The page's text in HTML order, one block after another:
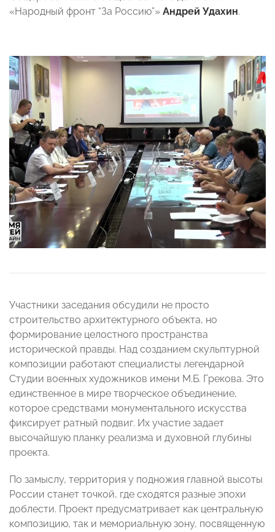
«Народный фронт “За Россию”» Андрей Удахин.
Участники заседания обсудили не просто
строительство архитектурного объекта, но
формирование целостного пространства
исторической правды. Над созданием скульптурной
композиции работают специалисты легендарной
Студии военных художников имени М.Б. Грекова. Это
единственное в мире творческое объединение,
которое средствами монументального искусства
фиксирует ратный подвиг. Их участие задает
высочайшую планку реализма и духовной глубины
проекта.
По замыслу, территория у подножия главной высоты
России станет точкой, где сходятся разные эпохи
доблести. Проект предусматривает как центральную
композицию, так и мемориальную зону, посвященную